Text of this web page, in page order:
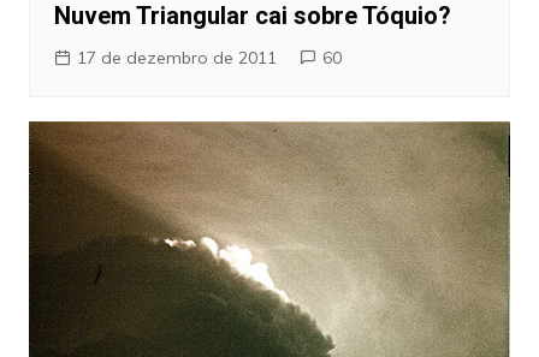
Nuvem Triangular cai sobre Tóquio?
17 de dezembro de 2011 60